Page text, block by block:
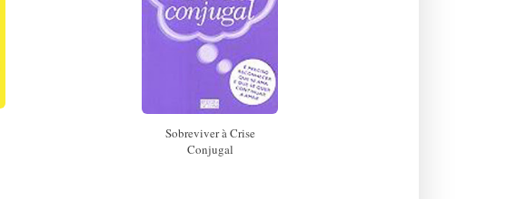
Sobreviver à Crise
Conjugal